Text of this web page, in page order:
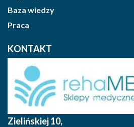
Baza wiedzy
Praca
KONTAKT
Zielińskiej 10,